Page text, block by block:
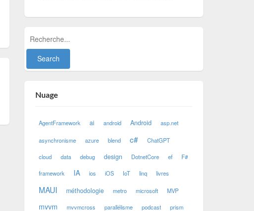
Nuage
AgentFramework ai android Android asp.net
asynchronisme azure blend c# ChatGPT
cloud data debug design DotnetCore ef F#
framework IA ios iOS IoT linq livres
MAUI méthodologie metro microsoft MVP
mvvm mvvmcross parallélisme podcast prism